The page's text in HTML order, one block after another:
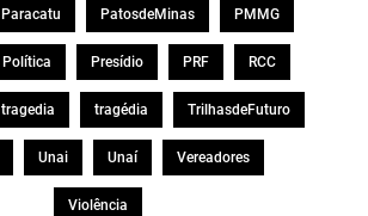
Paracatu PatosdeMinas PMMG
Política Presídio PRF RCC
tragedia tragédia TrilhasdeFuturo
Unai Unaí Vereadores
Violência